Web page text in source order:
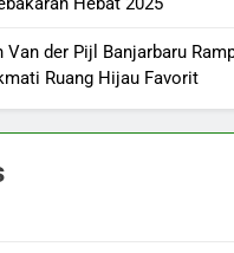
Van der Pijl Banjarbaru
Ruang Hijau Favorit